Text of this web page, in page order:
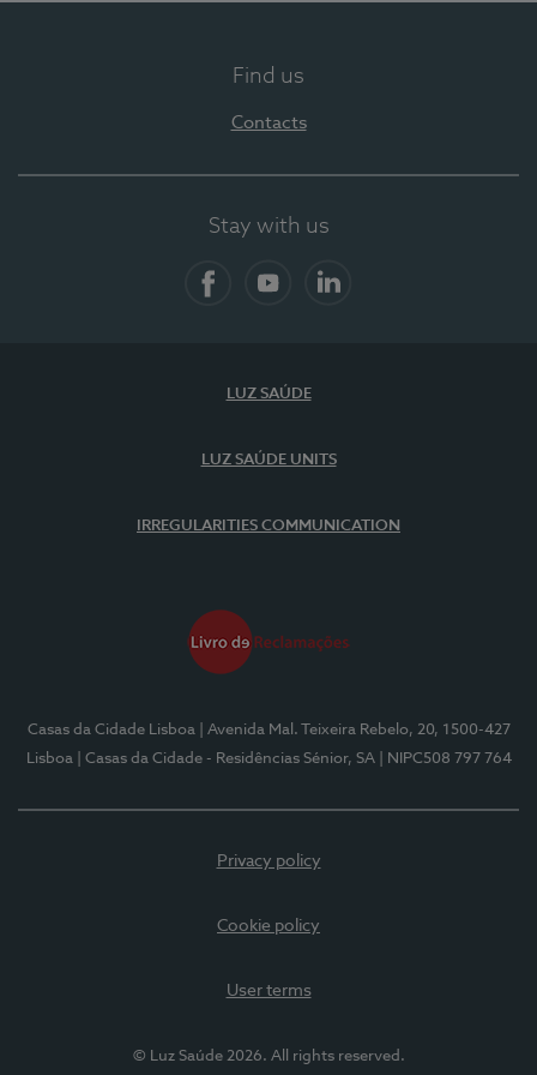
Find us
Contacts
Stay with us
LUZ SAÚDE
LUZ SAÚDE UNITS
IRREGULARITIES COMMUNICATION
Casas da Cidade Lisboa
| Avenida Mal. Teixeira Rebelo, 20, 1500-427
Lisboa
| Casas da Cidade - Residências Sénior, SA | NIPC508 797 764
Privacy policy
Cookie policy
User terms
© Luz Saúde 2026. All rights reserved.